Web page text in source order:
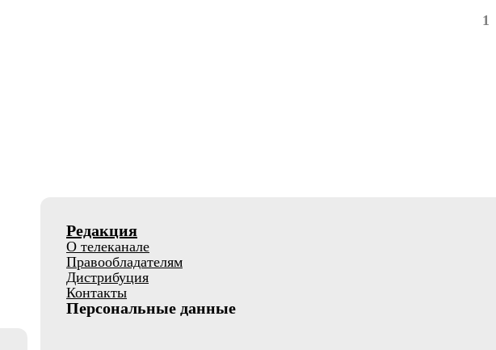
1
Редакция
О телеканале
Правообладателям
Дистрибуция
Контакты
Персональные данные